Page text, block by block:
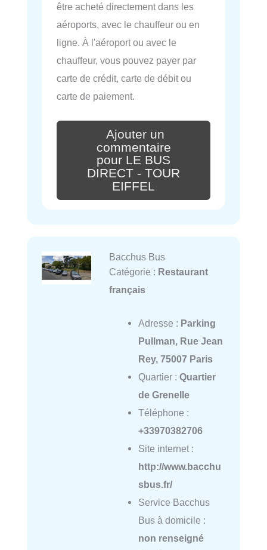
être acheté directement dans les
aéroports, avec le chauffeur ou en
ligne. À l'aéroport ou avec le
chauffeur, vous pouvez payer par
carte de crédit, carte de débit ou
carte de paiement.
Ajouter un
commentaire
pour LE BUS
DIRECT - TOUR
EIFFEL
Bacchus Bus
Catégorie : Restaurant
français
Adresse : Parking
Pullman, Rue Jean
Rey, 75007 Paris
Quartier : Quartier
de Grenelle
Téléphone :
+33970382706
Site internet :
http://www.bacchu
sbus.fr/
Service Bacchus
Bus à domicile :
non renseigné